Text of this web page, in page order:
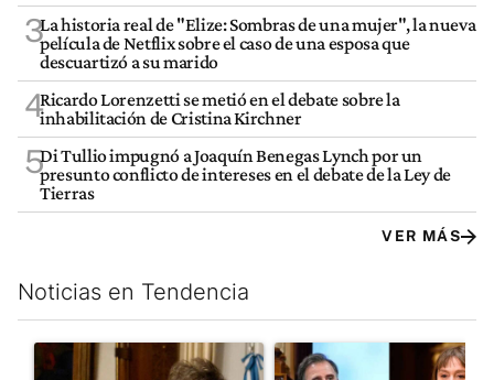
3La historia real de "Elize: Sombras de una mujer", la nueva
película de Netflix sobre el caso de una esposa que
descuartizó a su marido
4Ricardo Lorenzetti se metió en el debate sobre la
inhabilitación de Cristina Kirchner
5Di Tullio impugnó a Joaquín Benegas Lynch por un
presunto conflicto de intereses en el debate de la Ley de
Tierras
VER MÁS
Noticias en Tendencia
Este listado muestra los artículos con más comentarios en los
Un artículo de tendencia con el título "Encuesta: Patricia
Un artículo de tendencia con